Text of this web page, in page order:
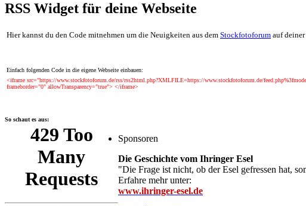
RSS Widget für deine Webseite
Hier kannst du den Code mitnehmen um die Neuigkeiten aus dem Stockfotoforum auf
Einfach folgenden Code in die eigene Webseite einbauen:
<iframe src="https://www.stockfotoforum.de/rss/rss2html.php?XMLFILE=https://www.stockfotoforum.de/
frameborder="0" allowTransparency="true"> </iframe>
So schaut es aus:
Sponsoren
Die Geschichte vom Ihringer Esel
"Die Frage ist nicht, ob der Esel gefressen hat,
Erfahre mehr unter:
www.ihringer-esel.de